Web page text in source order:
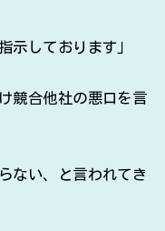
示しております」
競合他社の悪口を言
ない、と言われてき